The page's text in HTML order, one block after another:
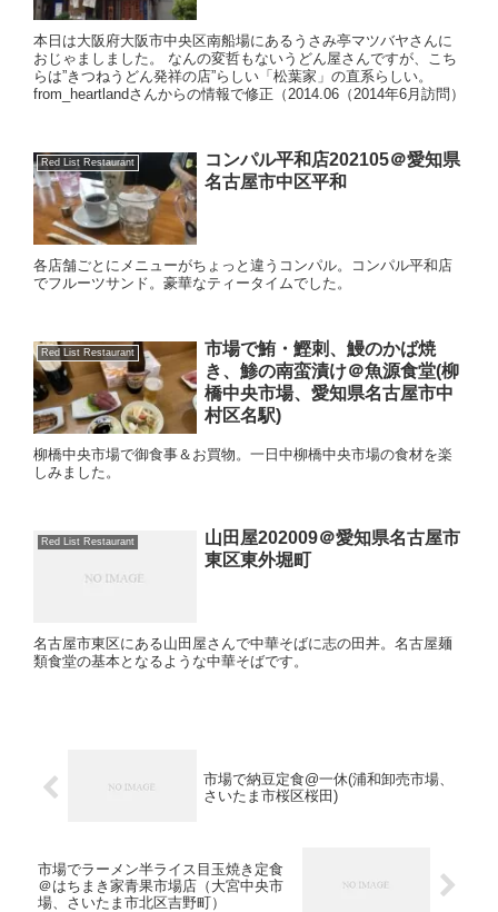
本日は大阪府大阪市中央区南船場にあるうさみ亭マツバヤさんに
おじゃましました。 なんの変哲もないうどん屋さんですが、こち
らは”きつねうどん発祥の店”らしい「松葉家」の直系らしい。
from_heartlandさんからの情報で修正（2014.06（2014年6月訪問）
Red List Restaurant
コンパル平和店202105＠愛知県
名古屋市中区平和
各店舗ごとにメニューがちょっと違うコンパル。コンパル平和店
でフルーツサンド。豪華なティータイムでした。
Red List Restaurant
市場で鮪・鰹刺、鰻のかば焼
き、鯵の南蛮漬け＠魚源食堂(柳
橋中央市場、愛知県名古屋市中
村区名駅)
柳橋中央市場で御食事＆お買物。一日中柳橋中央市場の食材を楽
しみました。
Red List Restaurant
山田屋202009＠愛知県名古屋市
東区東外堀町
名古屋市東区にある山田屋さんで中華そばに志の田丼。名古屋麺
類食堂の基本となるような中華そばです。
市場で納豆定食@一休(浦和卸売市場、
さいたま市桜区桜田)
市場でラーメン半ライス目玉焼き定食
＠はちまき家青果市場店（大宮中央市
場、さいたま市北区吉野町）